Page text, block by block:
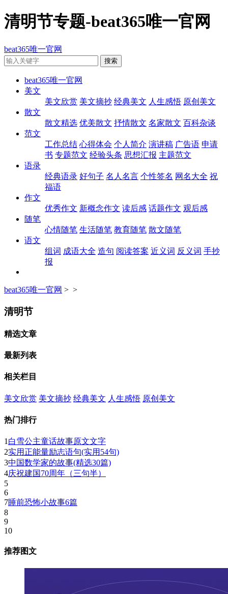
清明节专题-beat365唯一官网
beat365唯一官网
beat365唯一官网
美文
美文欣赏 美文摘抄 经典美文 人生感悟 原创美文
散文
散文精选 优美散文 抒情散文 名家散文 百科杂谈
范文
工作总结 心得体会 个人简介 演讲稿 广告语 申请
书 专题范文 经验头条 思想汇报 主题范文
语录
经典语录 好句子 名人名言 个性签名 网名大全 祝
福语
作文
优秀作文 新概念作文 读后感 话题作文 观后感
随笔
心情随笔 生活随笔 教育随笔 散文随笔
语文
组词 成语大全 造句 阅读答案 近义词 反义词 手抄
报
beat365唯一官网 > >
清明节
精选文章
最新列表
相关栏目
美文欣赏 美文摘抄 经典美文 人生感悟 原创美文
热门排行
1 白雪公主童话故事原文文字
2实用正能量励志语句(实用54句)
3中国数学家的故事(精选30篇)
4庆祝建国70周年（三句半）
5
6
7睡前恐怖小故事6篇
8
9
10
推荐图文